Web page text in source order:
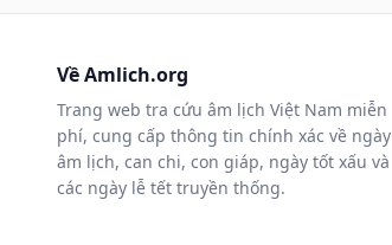
Về Amlich.org
Trang web tra cứu âm lịch Việt Nam miễn
phí, cung cấp thông tin chính xác về ngày
âm lịch, can chi, con giáp, ngày tốt xấu và
các ngày lễ tết truyền thống.